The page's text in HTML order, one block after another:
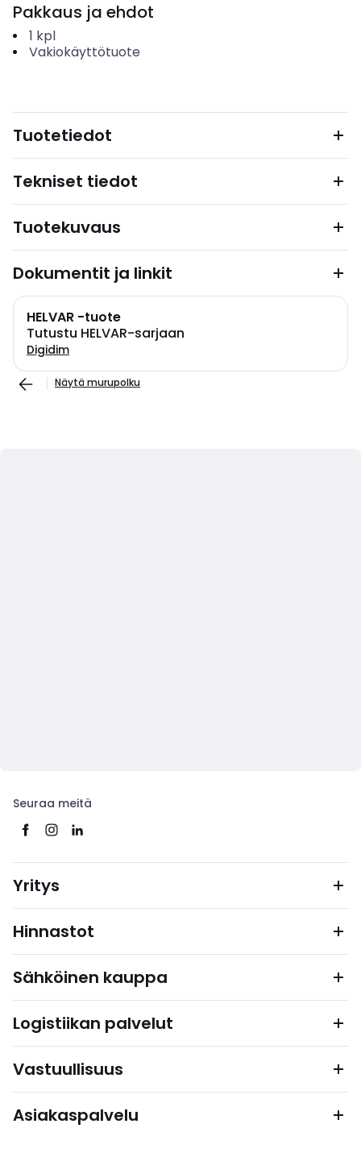
Pakkaus ja ehdot
1 kpl
Vakiokäyttötuote
Tuotetiedot
Tekniset tiedot
Tuotekuvaus
Dokumentit ja linkit
HELVAR -tuote
Tutustu HELVAR-sarjaan
Digidim
Näytä murupolku
Seuraa meitä
Yritys
Hinnastot
Sähköinen kauppa
Logistiikan palvelut
Vastuullisuus
Asiakaspalvelu